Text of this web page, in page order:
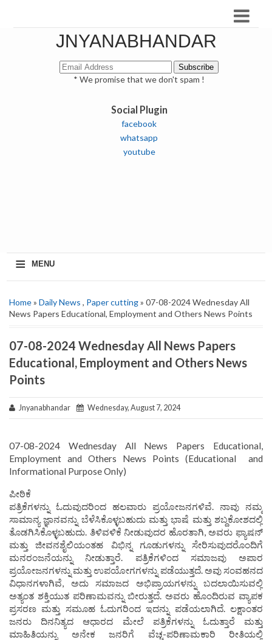
JNYANABHANDAR
* We promise that we don't spam !
Social Plugin
facebook
whatsapp
youtube
≡ MENU
Home» Daily News , Paper cutting» 07-08-2024 Wednesday All
News Papers Educational, Employment and Others News Points
07-08-2024 Wednesday All News Papers
Educational, Employment and Others News
Points
Jnyanabhandar Wednesday, August 7, 2024
07-08-2024 Wednesday All News Papers Educational,
Employment and Others News Points (Educational and
Informational Purpose Only)
ಪೀಠಿಕೆ
ಪತ್ರಿಕೆಗಳನ್ನು ಓದುವುದರಿಂದ ಹಲವಾರು ಪ್ರಯೋಜನಗಳಿವೆ. ನಾವು ನಮ್ಮ
ಸಾಮಾನ್ಯ ಜ್ಞಾನವನ್ನು ಬೆಳೆಸಿಕೊಳ್ಳಬಹುದು ಮತ್ತು ಭಾಷೆ ಮತ್ತು ಶಬ್ದಕೋಶದಲ್ಲಿ
ತೊಡಗಿಸಿಕೊಳ್ಳಬಹುದು. ತಿಳಿವಳಿಕೆ ನೀಡುವುದರ ಹೊರತಾಗಿ, ಅವರು ಫ್ಯಾಷನ್
ಮತ್ತು ಜೀವನಶೈಲಿಯಂತಹ ವಿಭಿನ್ನ ಗೂಡುಗಳನ್ನು ಸೇರಿಸುವುದರೊಂದಿಗೆ
ಮನರಂಜನೆಯನ್ನು ನೀಡುತ್ತಾರೆ. ಪತ್ರಿಕೆಗಳಿಂದ ಸಮಾಜವು ಅಪಾರ
ಪ್ರಯೋಜನಗಳನ್ನು ಮತ್ತು ಉಪಯೋಗಗಳನ್ನು ಪಡೆಯುತ್ತದೆ. ಅವು ಸಂವಹನದ
ವಿಧಾನಗಳಾಗಿವೆ, ಅದು ಸಮಾಜದ ಅಭಿಪ್ರಾಯಗಳನ್ನು ಬದಲಾಯಿಸುವಲ್ಲಿ
ಅತ್ಯಂತ ಶಕ್ತಿಯುತ ಪರಿಣಾಮವನ್ನು ಬೀರುತ್ತದೆ. ಅವರು ಹೊಂದಿರುವ ವ್ಯಾಪಕ
ಪ್ರಸರಣ ಮತ್ತು ಸಮೂಹ ಓದುಗರಿಂದ ಇದನ್ನು ಪಡೆಯಲಾಗಿದೆ. ಲಕ್ಷಾಂತರ
ಜನರು ದಿನನಿತ್ಯದ ಆಧಾರದ ಮೇಲೆ ಪತ್ರಿಕೆಗಳನ್ನು ಓದುತ್ತಾರೆ ಮತ್ತು
ಮಾಹಿತಿಯನ್ನು ಅನೇಕ ಜನರಿಗೆ ವೆಚ್ಚ-ಪರಿಣಾಮಕಾರಿ ರೀತಿಯಲ್ಲಿ